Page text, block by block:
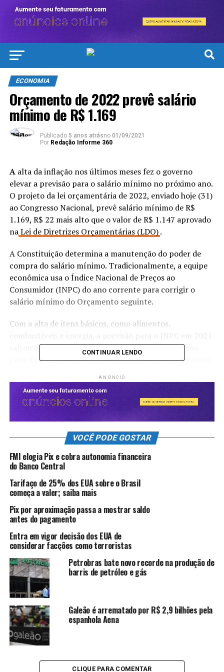
ECONOMIA
Orçamento de 2022 prevê salário
mínimo de R$ 1.169
Publicado 5 anos atrásno 01/09/2021
Por Redação Informe 360
Aalta da inflação nos últimos meses fez o governo
elevar a previsão para o salário mínimo no próximo ano.
O projeto da lei orçamentária de 2022, enviado hoje (31)
ao Congresso Nacional, prevê salário mínimo de R$
1.169, R$ 22 mais alto que o valor de R$ 1.147 aprovado
naLei de Diretrizes Orçamentárias (LDO).
A Constituição determina a manutenção do poder de
compra do salário mínimo. Tradicionalmente, a equipe
econômica usa o Índice Nacional de Preços ao
Consumidor (INPC) do ano corrente para corrigir o
salário mínimo do Orçamento seguinte.
Com a alta de itens básicos, como alimentos,
saltou de 4,3% para 6,2%. O valor do salário mínimo
pode ficar ainda maior, caso a inflação supere a previsão
PIB
O projeto do Orçamento teve poucas alterações em
relação às estimativas de crescimento econômico para o
próximo ano na comparação com os parâmetros da
LDO. A projeção de crescimento do PIB passou de 2,5%
para 2,51% em 2022. Já a previsão para o Índice
Nacional de Preços ao Consumidor Amplo (IPCA), usado
como índice oficial de inflação, foi mantida em 3,5%
Outros parâmetros foram revisados. Por causa das altas
recentes da Selic (juros básicos da economia), a
proposta do Orçamento prevê que a taxa encerrará
2022 em 6,63% ao ano, contra projeção de 4,74% ao ano
que constava na LDO.
CONTINUAR LENDO
ANÚNCIO
VOCÊ PODE GOSTAR
FMI elogia Pix e cobra autonomia financeira
do Banco Central
Tarifaço de 25% dos EUA sobre o Brasil
começa a valer; saiba mais
Pix por aproximação passa a mostrar saldo
antes do pagamento
Entra em vigor decisão dos EUA de
considerar facções como terroristas
Petrobras bate novo recorde na produção de
barris de petróleo e gás
Galeão é arrematado por R$ 2,9 bilhões pela
espanhola Aena
CLIQUE PARA COMENTAR